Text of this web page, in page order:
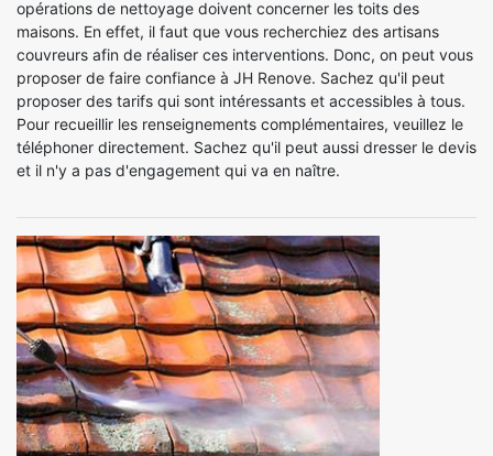
opérations de nettoyage doivent concerner les toits des
maisons. En effet, il faut que vous recherchiez des artisans
couvreurs afin de réaliser ces interventions. Donc, on peut vous
proposer de faire confiance à JH Renove. Sachez qu'il peut
proposer des tarifs qui sont intéressants et accessibles à tous.
Pour recueillir les renseignements complémentaires, veuillez le
téléphoner directement. Sachez qu'il peut aussi dresser le devis
et il n'y a pas d'engagement qui va en naître.